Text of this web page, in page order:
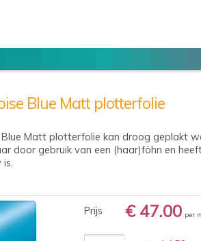
Blue Matt plotterfolie
Matt plotterfolie kan droog geplakt
door gebruik van een (haar)föhn en
Prijs € 47.00 per